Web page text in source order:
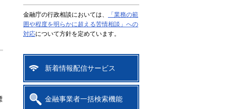
金融庁の行政相談においては、
「業務の範
囲や程度を明らかに超える苦情相談」への
対応について方針を定めています。
新着情報配信サービス
金融事業者一括検索機能